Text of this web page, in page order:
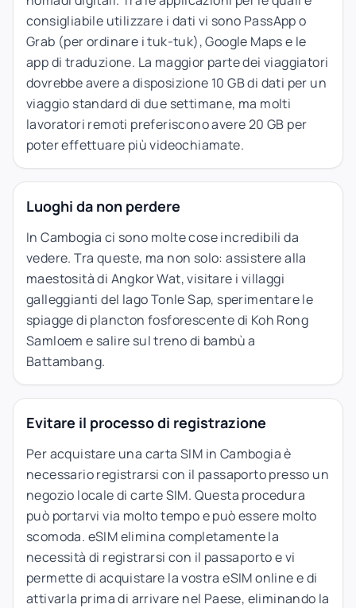
consigliabile utilizzare i dati vi sono PassApp o
Grab (per ordinare i tuk-tuk), Google Maps e le
app di traduzione. La maggior parte dei viaggiatori
dovrebbe avere a disposizione 10 GB di dati per un
viaggio standard di due settimane, ma molti
lavoratori remoti preferiscono avere 20 GB per
poter effettuare più videochiamate.
Luoghi da non perdere
In Cambogia ci sono molte cose incredibili da
vedere. Tra queste, ma non solo: assistere alla
maestosità di Angkor Wat, visitare i villaggi
galleggianti del lago Tonle Sap, sperimentare le
spiagge di plancton fosforescente di Koh Rong
Samloem e salire sul treno di bambù a
Battambang.
Evitare il processo di registrazione
Per acquistare una carta SIM in Cambogia è
necessario registrarsi con il passaporto presso un
negozio locale di carte SIM. Questa procedura
può portarvi via molto tempo e può essere molto
scomoda. eSIM elimina completamente la
necessità di registrarsi con il passaporto e vi
permette di acquistare la vostra eSIM online e di
attivarla prima di arrivare nel Paese, eliminando la